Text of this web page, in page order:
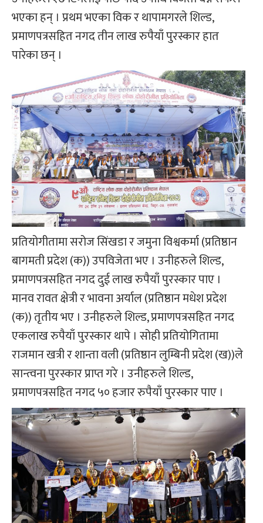
भएका हन् । प्रथम भएका विक र थापामगरले शिल्ड,
प्रमाणपत्रसहित नगद तीन लाख रुपैयाँ पुरस्कार हात
पारेका छन् ।
प्रतियोगीतामा सरोज सिंखडा र जमुना विश्वकर्मा (प्रतिष्ठान
बागमती प्रदेश (क)) उपविजेता भए । उनीहरुले शिल्ड,
प्रमाणपत्रसहित नगद दुई लाख रुपैयाँ पुरस्कार पाए ।
मानव रावत क्षेत्री र भावना अर्याल (प्रतिष्ठान मधेश प्रदेश
(क)) तृतीय भए । उनीहरुले शिल्ड, प्रमाणपत्रसहित नगद
एकलाख रुपैयाँ पुरस्कार थापे । सोही प्रतियोगितामा
राजमान खत्री र शान्ता वली (प्रतिष्ठान लुम्बिनी प्रदेश (ख))ले
सान्त्वना पुरस्कार प्राप्त गरे । उनीहरुले शिल्ड,
प्रमाणपत्रसहित नगद ५० हजार रुपैयाँ पुरस्कार पाए ।